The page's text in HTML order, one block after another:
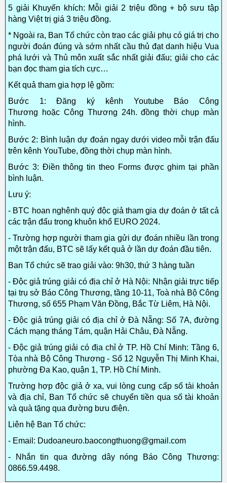
5 giải Khuyến khích: Mỗi giải 2 triệu đồng + bộ sưu tập
hàng Việt trị giá 3 triệu đồng.
* Ngoài ra, Ban Tổ chức còn trao các giải phụ có giá trị cho
người đoán đúng và sớm nhất cầu thủ đạt danh hiệu Vua
phá lưới và Thủ môn xuất sắc nhất giải đấu; giải cho các
bạn đọc tham gia tích cực…
Kết quả tham gia hợp lệ gồm:
Bước 1: Đăng ký
kênh Youtube Báo Công
Thương hoặc Công Thương 24h. đồng thời chụp màn
hình.
Bước 2: Bình luận dự đoán ngay dưới video mỗi trận đấu
trên kênh YouTube, đồng thời chụp màn hình.
Bước 3: Điền thông tin theo Forms được ghim tại phần
bình luận.
Lưu ý:
- BTC hoan nghênh quý độc giả tham gia dự đoán ở tất cả
các trận đấu trong khuôn khổ EURO 2024.
- Trường hợp người tham gia gửi dự đoán nhiều lần trong
một trận đấu, BTC sẽ lấy kết quả ở lần dự đoán đầu tiên.
Ban Tổ chức sẽ trao giải vào: 9h30, thứ 3 hàng tuần
- Độc giả trúng giải có địa chỉ ở Hà Nội: Nhận giải trực tiếp
tại trụ sở Báo Công Thương, tầng 10-11, Toà nhà Bộ Công
Thương, số 655 Phạm Văn Đồng, Bắc Từ Liêm, Hà Nội.
- Độc giả trúng giải có địa chỉ ở Đà Nẵng: Số 7A, đường
Cách mạng tháng Tám, quận Hải Châu, Đà Nẵng.
- Độc giả trúng giải có địa chỉ ở TP. Hồ Chí Minh: Tầng 6,
Tòa nhà Bộ Công Thương - Số 12 Nguyễn Thị Minh Khai,
phường Đa Kao, quận 1, TP. Hồ Chí Minh.
Trường hợp độc giả ở xa, vui lòng cung cấp số tài khoản
và địa chỉ, Ban Tổ chức sẽ chuyển tiền qua số tài khoản
và quà tặng qua đường bưu điện.
Liên hệ Ban Tổ chức:
- Email: Dudoaneuro.baocongthuong@gmail.com
- Nhắn tin qua đường dây nóng Báo Công Thương:
0866.59.4498.